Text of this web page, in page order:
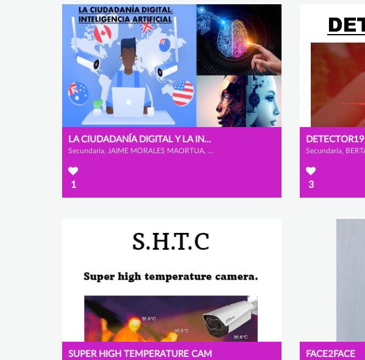
LA CIUDADANÍA DIGITAL Y LA INTELIGENCIA ARTIFICIAL
Secundaria, JAIME MORALES MAORTUA, MARIO MARCOS MATEOS y ÁLVARO GONZÁLEZ BENITO
1
DETECTOR19
3
SUPER HIGH TEMPERATURE CAM FACE2FACE